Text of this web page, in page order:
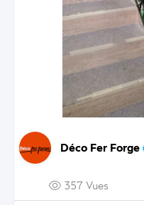
Déco Fer Forge
357 Vues